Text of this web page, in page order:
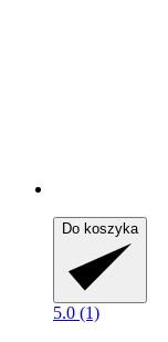
Do koszyka
5.0 (1)